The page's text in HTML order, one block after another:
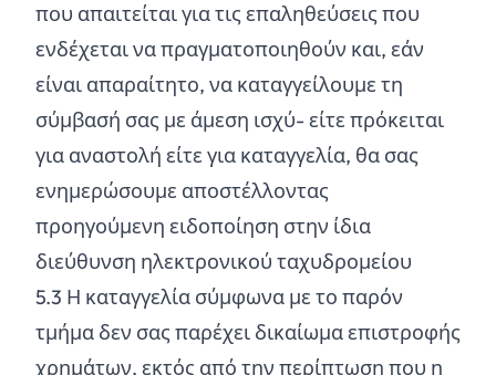
που απαιτείται για τις επαληθεύσεις που
ενδέχεται να πραγματοποιηθούν και, εάν
είναι απαραίτητο, να καταγγείλουμε τη
σύμβασή σας με άμεση ισχύ- είτε πρόκειται
για αναστολή είτε για καταγγελία, θα σας
ενημερώσουμε αποστέλλοντας
προηγούμενη ειδοποίηση στην ίδια
διεύθυνση ηλεκτρονικού ταχυδρομείου
5.3 Η καταγγελία σύμφωνα με το παρόν
τμήμα δεν σας παρέχει δικαίωμα επιστροφής
χρημάτων, εκτός από την περίπτωση που η